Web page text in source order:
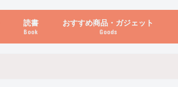
読書
Book
おすすめ商品・ガジェット
Goods